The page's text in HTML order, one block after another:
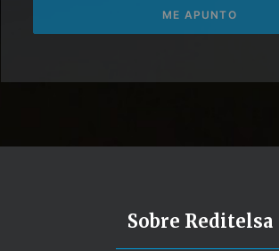
Sobre Reditelsa